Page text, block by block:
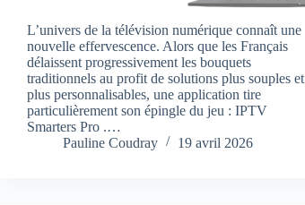
L’univers de la télévision numérique connaît une
nouvelle effervescence. Alors que les Français
délaissent progressivement les bouquets
traditionnels au profit de solutions plus souples et
plus personnalisables, une application tire
particulièrement son épingle du jeu : IPTV
Smarters Pro .…
Pauline Coudray
19 avril 2026